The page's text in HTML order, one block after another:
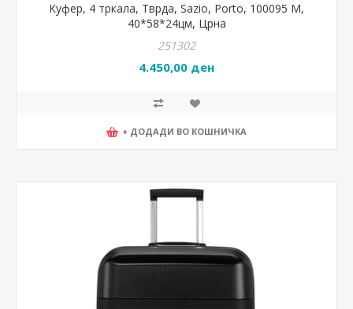
Куфер, 4 тркала, Тврда, Sazio, Porto, 100095 M,
40*58*24цм, Црна
251302
4.450,00 ден
+ ДОДАДИ ВО КОШНИЧКА